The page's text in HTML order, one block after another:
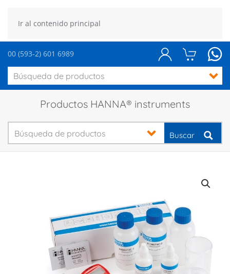
Ir al contenido principal
00 (593-2) 601 6989
Productos HANNA® instruments
Buscar